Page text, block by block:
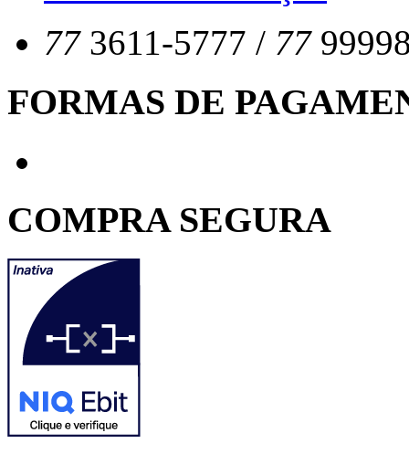
77 3611-5777 / 77
FORMAS DE
COMPRA SEGURA